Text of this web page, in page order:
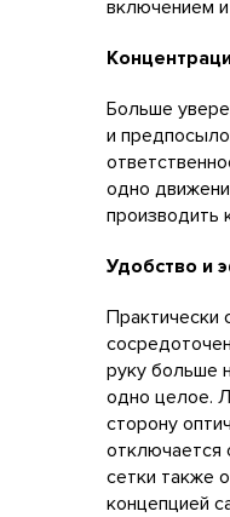
включением
Больше
и
одно
производить
Удобство и
Практически
руку больше
одно целое.
сторону
отключается
сетки также
концепцией